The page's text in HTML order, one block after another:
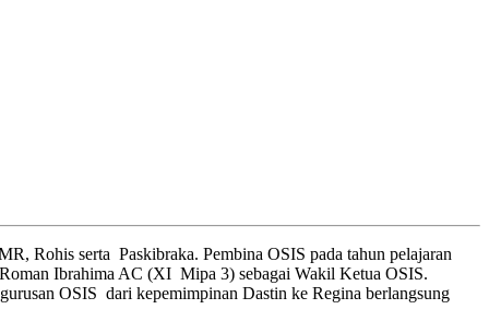
Rohis serta Paskibraka. Pembina OSIS pada tahun pelajaran
Ibrahima AC (XI Mipa 3) sebagai Wakil Ketua OSIS.
OSIS dari kepemimpinan Dastin ke Regina berlangsung